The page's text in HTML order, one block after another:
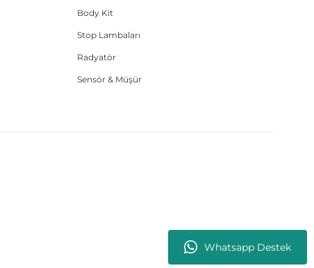
Whatsapp Destek
Body Kit
Stop Lambaları
Radyatör
Sensör & Müşür